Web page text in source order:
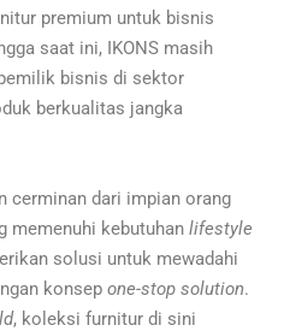
premium untuk bisnis
saat ini, IKONS masih
bisnis di sektor
berkualitas jangka
cerminan dari impian orang
memenuhi kebutuhan lifestyle
solusi untuk mewadahi
konsep one-stop solution.
, koleksi furnitur di sini